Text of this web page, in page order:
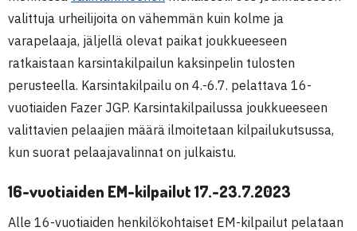
valittuja urheilijoita on vähemmän kuin kolme ja
varapelaaja, jäljellä olevat paikat joukkueeseen
ratkaistaan karsintakilpailun kaksinpelin tulosten
perusteella. Karsintakilpailu on 4.-6.7. pelattava 16-
vuotiaiden Fazer JGP. Karsintakilpailussa joukkueeseen
valittavien pelaajien määrä ilmoitetaan kilpailukutsussa,
kun suorat pelaajavalinnat on julkaistu.
16-vuotiaiden EM-kilpailut 17.-23.7.2023
Alle 16-vuotiaiden henkilökohtaiset EM-kilpailut pelataan